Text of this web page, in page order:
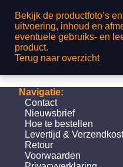
Bekijk de productfoto’s
uitvoering, inhoud en
eventuele gebruiks- en
product.
Terug naar overzicht
Navigatie:
Contact
Nieuwsbrief
Hoe te bestellen
Levertijd &
Retour
Voorwaarden